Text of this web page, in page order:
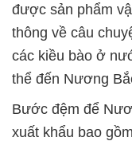
được sản phẩm
thông về câu
các kiều bào ở
thể đến Nương
Bước đệm để
xuất khẩu bao